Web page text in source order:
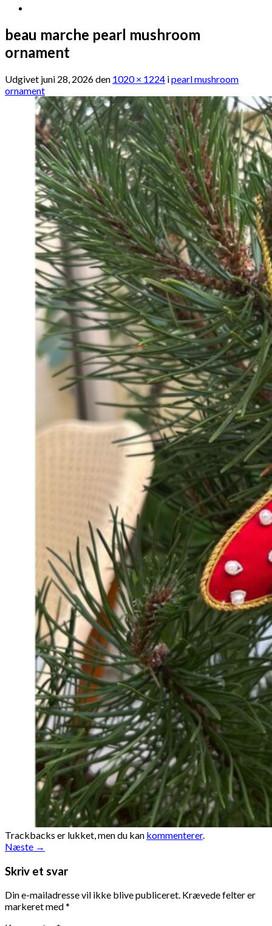
beau marche pearl mushroom
ornament
Udgivet juni 28, 2026den 1020 × 1224 ipearl mushroom
ornament
Trackbacks er lukket, men du kan kommenterer.
Næste →
Skriv et svar
Din e-mailadresse vil ikke blive publiceret. Krævede felter er
markeret med*